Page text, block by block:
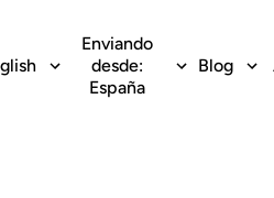
Enviando
desde:
España
Blog